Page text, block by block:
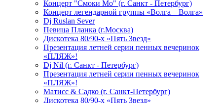
Концерт "Смоки Мо" (г. Санкт - Петербург)
Концерт легендарной группы «Волга – Волга»
Dj Ruslan Sever
Певица Планка (г.Москва)
Дискотека 80/90-х «Пять Звезд»
Презентация летней серии пенных вечеринок
«ПЛЯЖ»!
Dj Nil (г. Санкт - Петербург)
Презентация летней серии пенных вечеринок
«ПЛЯЖ»!
Матисс & Садко (г. Санкт-Петербург)
Дискотека 80/90-х «Пять Звезд»